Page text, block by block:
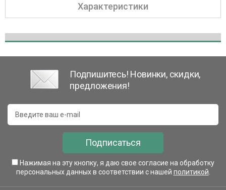
Характеристики
Подпишитесь! Новинки, скидки,
предложения!
Подписаться
Нажимая на эту кнопку, я даю свое согласие на обработку
персональных данных в соответствии с нашей политикой